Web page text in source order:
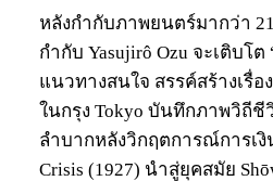
หลังกำกับภาพยนตร์มากว่า 21
กำกับ Yasujirô Ozu จะเติบโ
แนวทางสนใจ สรรค์สร้างเรื่
ในกรุง Tokyo บันทึกภาพวิถี
ลำบากหลังวิกฤตการณ์การเงิ
Crisis (1927) นำสู่ยุคสมัย